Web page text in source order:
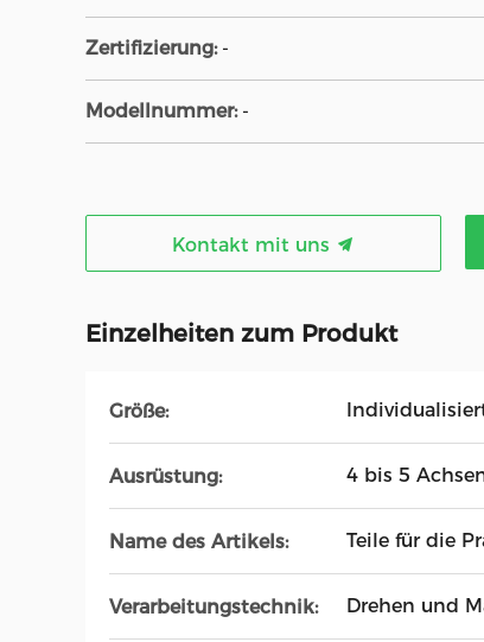
Zertifizierung: -
Modellnummer: -
Kontakt mit uns
Einzelheiten zum Produkt
Größe:
Ausrüstung: 4 bis 5
Name des Artikels: Teile für die
Verarbeitungstechnik: Drehen und